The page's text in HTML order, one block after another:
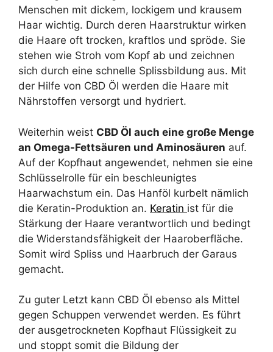
Menschen mit dickem, lockigem und krausem
Haar wichtig. Durch deren Haarstruktur wirken
die Haare oft trocken, kraftlos und spröde. Sie
stehen wie Stroh vom Kopf ab und zeichnen
sich durch eine schnelle Splissbildung aus. Mit
der Hilfe von CBD Öl werden die Haare mit
Nährstoffen versorgt und hydriert.
Weiterhin weist CBD Öl auch eine große Menge
an Omega-Fettsäuren und Aminosäuren auf.
Auf der Kopfhaut angewendet, nehmen sie eine
Schlüsselrolle für ein beschleunigtes
Haarwachstum ein. Das Hanföl kurbelt nämlich
die Keratin-Produktion an. Keratin ist für die
Stärkung der Haare verantwortlich und bedingt
die Widerstandsfähigkeit der Haaroberfläche.
Somit wird Spliss und Haarbruch der Garaus
gemacht.
Zu guter Letzt kann CBD Öl ebenso als Mittel
gegen Schuppen verwendet werden. Es führt
der ausgetrockneten Kopfhaut Flüssigkeit zu
und stoppt somit die Bildung der